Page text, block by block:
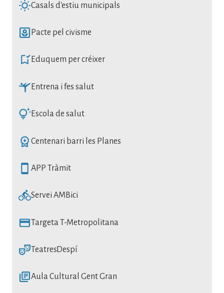
SVGCasals d'estiu municipals
SVGPacte pel civisme
SVGEduquem per créixer
SVGEntrena i fes salut
SVGEscola de salut
SVGCentenari barri les Planes
SVGAPP Tràmit
SVGServei AMBici
SVGTargeta T-Metropolitana
SVGTeatresDespí
SVGAula Cultural Gent Gran